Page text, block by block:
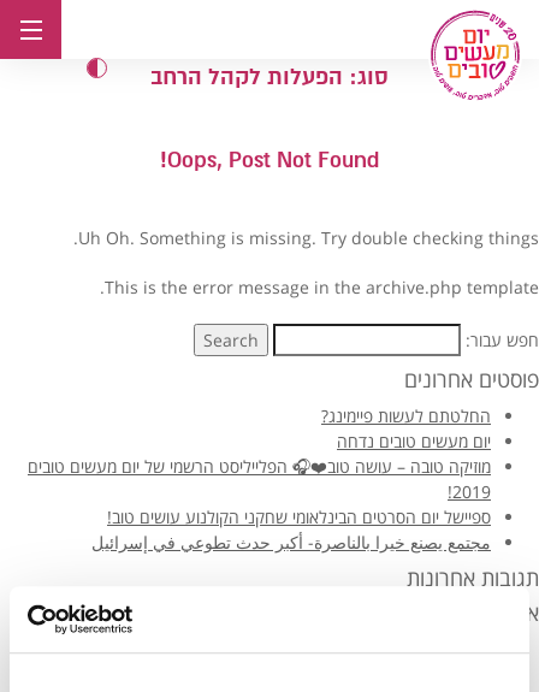
לתוכן
סוג: הפעלות לקהל הרחב
Oops, Post Not Found!
Uh Oh. Something is missing. Try double checking things.
This is the error message in the archive.php template.
חפש עבור: Search
פוסטים אחרונים
החלטתם לעשות פיימינג?
יום מעשים טובים נדחה
מוזיקה טובה – עושה טוב❤️🎧 הפלייליסט הרשמי של יום מעשים טובים
2019!
ספיישל יום הסרטים הבינלאומי שחקני הקולנוע עושים טוב!
مجتمع يصنع خيرا بالناصرة- أكبر حدث تطوعي في إسرائيل
תגובות אחרונות
ארכיונים
יוני 2021